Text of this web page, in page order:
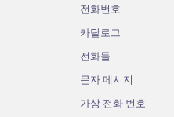
전화번호
카탈로그
전화들
문자 메시지
가상 전화 번호